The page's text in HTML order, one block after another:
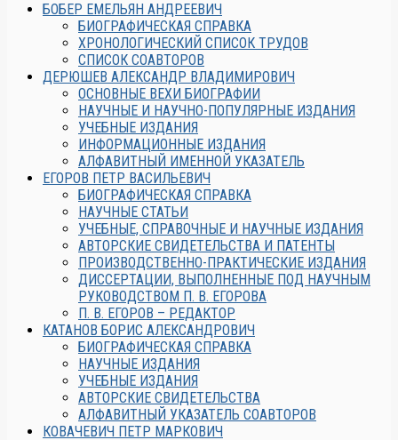
БОБЕР ЕМЕЛЬЯН АНДРЕЕВИЧ
БИОГРАФИЧЕСКАЯ СПРАВКА
ХРОНОЛОГИЧЕСКИЙ СПИСОК ТРУДОВ
СПИСОК СОАВТОРОВ
ДЕРЮШЕВ АЛЕКСАНДР ВЛАДИМИРОВИЧ
ОСНОВНЫЕ ВЕХИ БИОГРАФИИ
НАУЧНЫЕ И НАУЧНО-ПОПУЛЯРНЫЕ ИЗДАНИЯ
УЧЕБНЫЕ ИЗДАНИЯ
ИНФОРМАЦИОННЫЕ ИЗДАНИЯ
АЛФАВИТНЫЙ ИМЕННОЙ УКАЗАТЕЛЬ
ЕГОРОВ ПЕТР ВАСИЛЬЕВИЧ
БИОГРАФИЧЕСКАЯ СПРАВКА
НАУЧНЫЕ СТАТЬИ
УЧЕБНЫЕ, СПРАВОЧНЫЕ И НАУЧНЫЕ ИЗДАНИЯ
АВТОРСКИЕ СВИДЕТЕЛЬСТВА И ПАТЕНТЫ
ПРОИЗВОДСТВЕННО-ПРАКТИЧЕСКИЕ ИЗДАНИЯ
ДИССЕРТАЦИИ, ВЫПОЛНЕННЫЕ ПОД НАУЧНЫМ
РУКОВОДСТВОМ П. В. ЕГОРОВА
П. В. ЕГОРОВ – РЕДАКТОР
КАТАНОВ БОРИС АЛЕКСАНДРОВИЧ
БИОГРАФИЧЕСКАЯ СПРАВКА
НАУЧНЫЕ ИЗДАНИЯ
УЧЕБНЫЕ ИЗДАНИЯ
АВТОРСКИЕ СВИДЕТЕЛЬСТВА
АЛФАВИТНЫЙ УКАЗАТЕЛЬ СОАВТОРОВ
КОВАЧЕВИЧ ПЕТР МАРКОВИЧ